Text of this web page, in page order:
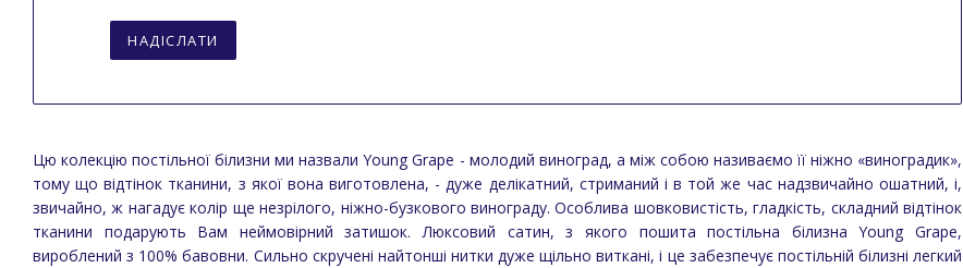
НАДІСЛАТИ
Цю колекцію постільної білизни ми назвали Young Grape - молодий виноград, а між собою називаємо її ніжно «виноградик»,
тому що відтінок тканини, з якої вона виготовлена, - дуже делікатний, стриманий і в той же час надзвичайно ошатний, і,
звичайно, ж нагадує колір ще незрілого, ніжно-бузкового винограду. Особлива шовковистість, гладкість, складний відтінок
тканини подарують Вам неймовірний затишок. Люксовий сатин, з якого пошита постільна білизна Young Grape,
вироблений з 100% бавовни. Сильно скручені найтонші нитки дуже щільно виткані, і це забезпечує постільній білизні легкий